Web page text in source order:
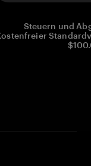
Steuern und